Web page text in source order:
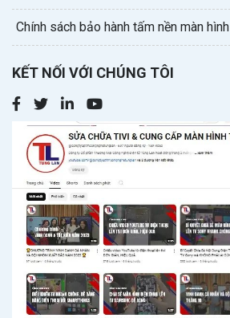
Chính sách bảo hành tấm nền màn hình
KẾT NỐI VỚI CHÚNG TÔI